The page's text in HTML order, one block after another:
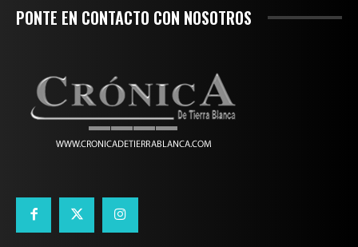
PONTE EN CONTACTO CON NOSOTROS